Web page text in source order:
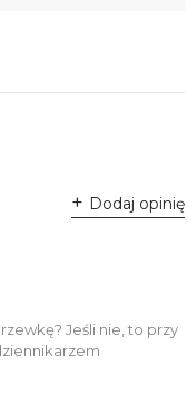
Dodaj opinię
Jeśli nie, to przy